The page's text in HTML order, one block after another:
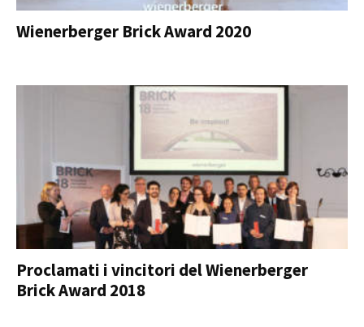
Wienerberger Brick Award 2020
Proclamati i vincitori del Wienerberger
Brick Award 2018